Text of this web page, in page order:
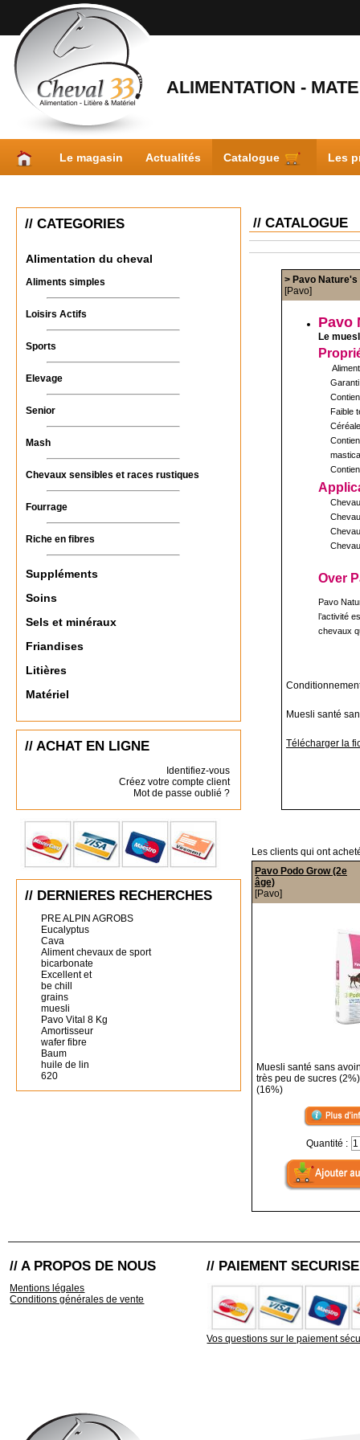
ALIMENTATION -
Le magasin Actualités Catalogue Les
// CATEGORIES
Alimentation du cheval
Aliments simples
Loisirs Actifs
Sports
Elevage
Senior
Mash
Chevaux sensibles et races rustiques
Fourrage
Riche en fibres
Suppléments
Soins
Sels et minéraux
Friandises
Litières
Matériel
// ACHAT EN LIGNE
Identifiez-vous
Créez votre compte client
Mot de passe oublié ?
// DERNIERES RECHERCHES
PRE ALPIN AGROBS
Eucalyptus
Cava
Aliment chevaux de sport
bicarbonate
Excellent et
be chill
grains
muesli
Pavo Vital 8 Kg
Amortisseur
wafer fibre
Baum
huile de lin
620
// CATALOGUE
> Pavo
[Pavo]
Pavo
Le
Faible
Over
Pavo
l’activité
chevaux
Muesli santé
Télécharger la
Les clients qui ont
Pavo Podo Grow (2e
âge)
[Pavo]
Muesli santé sans
très peu de sucres
(16%)
Quantité :
// A PROPOS DE NOUS
Mentions légales
Conditions générales de vente
// PAIEMENT SECURISE
Vos questions sur le paiement